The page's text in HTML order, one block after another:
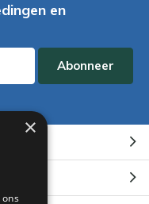
en
Abonneer
×